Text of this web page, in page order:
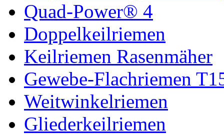
Quad-Power® 4
Doppelkeilriemen
Keilriemen Rasenmäher
Gewebe-Flachriemen
Weitwinkelriemen
Gliederkeilriemen